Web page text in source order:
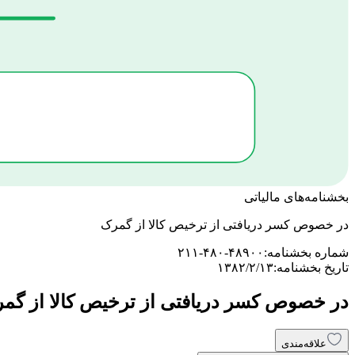
بخشنامه‌های مالیاتی
در خصوص کسر دریافتی از ترخیص کالا از گمرک
شماره بخشنامه: ۲۱۱-۴۸۰-۴۸۹۰۰
تاریخ بخشنامه:۱۳۸۲/۲/۱۳
در خصوص کسر دریافتی از ترخیص کالا از
علاقه‌مندی